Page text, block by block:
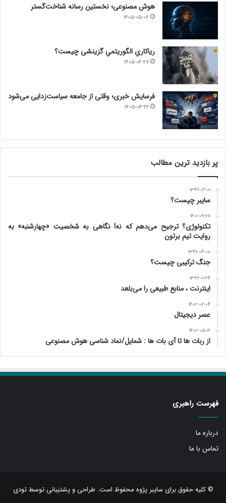
هوش مصنوعی؛ نخستین رسانه شناخت‌گستر
۱۴۰۵-۰۵-۰۶
ریاکاریِ الگوریتمیِ گزینشی چیست؟
۱۴۰۵-۰۴-۲۷
فرسایش خبری؛ وقتی از جامعه سیاست‌زدایی می‌شود
۱۴۰۵-۰۴-۲۲
پر بازدید ترین مطالب
۱۳۹۹-۰۶-۰۱
سایبر چیست؟
۱۴۰۱-۰۹-۲۷
تکنولوژی؟ ترجیح می‌دهم که نه! نگاهی به شخصیت «چهارشنبه» به
روایت تیم برتون
۱۳۹۹-۰۴-۰۸
جنگ ترکیبی چیست؟
۱۳۹۹-۰۱-۲۴
اینترنت ، منابع طبیعی را می‌بلعد
۱۴۰۲-۰۷-۰۴
عصر دیجیتال
۱۴۰۲-۰۵-۱۶
از ربات ها تا آی بات ها : شمایل/نماد شناسی هوش مصنوعی
فهرست راهبری
درباره ما
تماس با ما
© کلیه حقوق برای سایبر پژوه محفوظ است. طراحی و پشتیبانی توسطتودی